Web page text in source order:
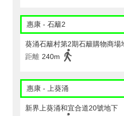
惠康 - 石籬2
葵涌石籬村第2期石籬購物商場
距離 240m
惠康 - 上葵涌
新界上葵涌和宜合道20號地下